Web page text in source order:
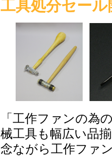
あとりえピク
荷！12/17 UP
工具処分セール
「工作ファンの為
械工具も幅広い品
念ながら工作ファ